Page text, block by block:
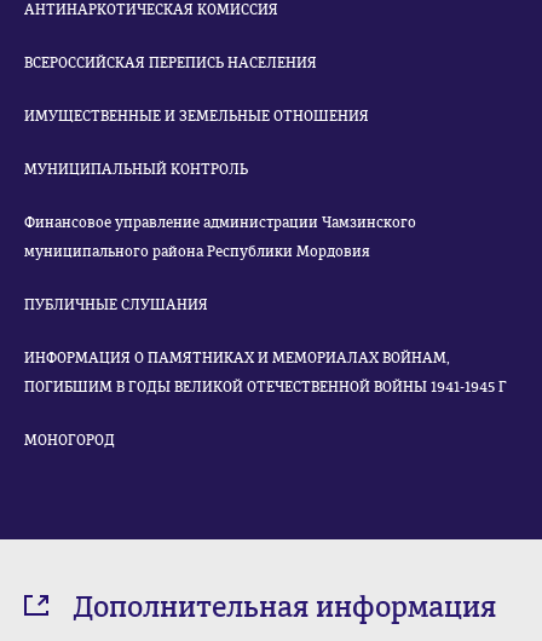
АНТИНАРКОТИЧЕСКАЯ КОМИССИЯ
ВСЕРОССИЙСКАЯ ПЕРЕПИСЬ НАСЕЛЕНИЯ
ИМУЩЕСТВЕННЫЕ И ЗЕМЕЛЬНЫЕ ОТНОШЕНИЯ
МУНИЦИПАЛЬНЫЙ КОНТРОЛЬ
Финансовое управление администрации Чамзинского
муниципального района Республики Мордовия
ПУБЛИЧНЫЕ СЛУШАНИЯ
ИНФОРМАЦИЯ О ПАМЯТНИКАХ И МЕМОРИАЛАХ ВОЙНАМ,
ПОГИБШИМ В ГОДЫ ВЕЛИКОЙ ОТЕЧЕСТВЕННОЙ ВОЙНЫ 1941-1945 Г
МОНОГОРОД
Дополнительная информация